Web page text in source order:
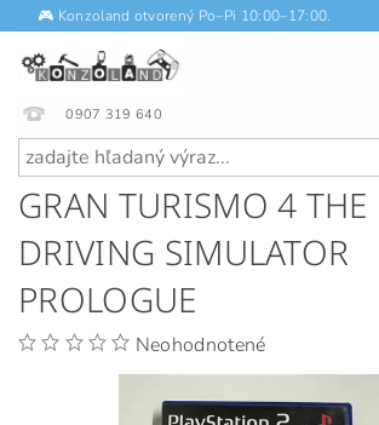
🎮 Konzoland otvorený Po–Pi 10:00–17:00.
0907 319 640
GRAN TURISMO 4 THE
DRIVING SIMULATOR
PROLOGUE
Neohodnotené